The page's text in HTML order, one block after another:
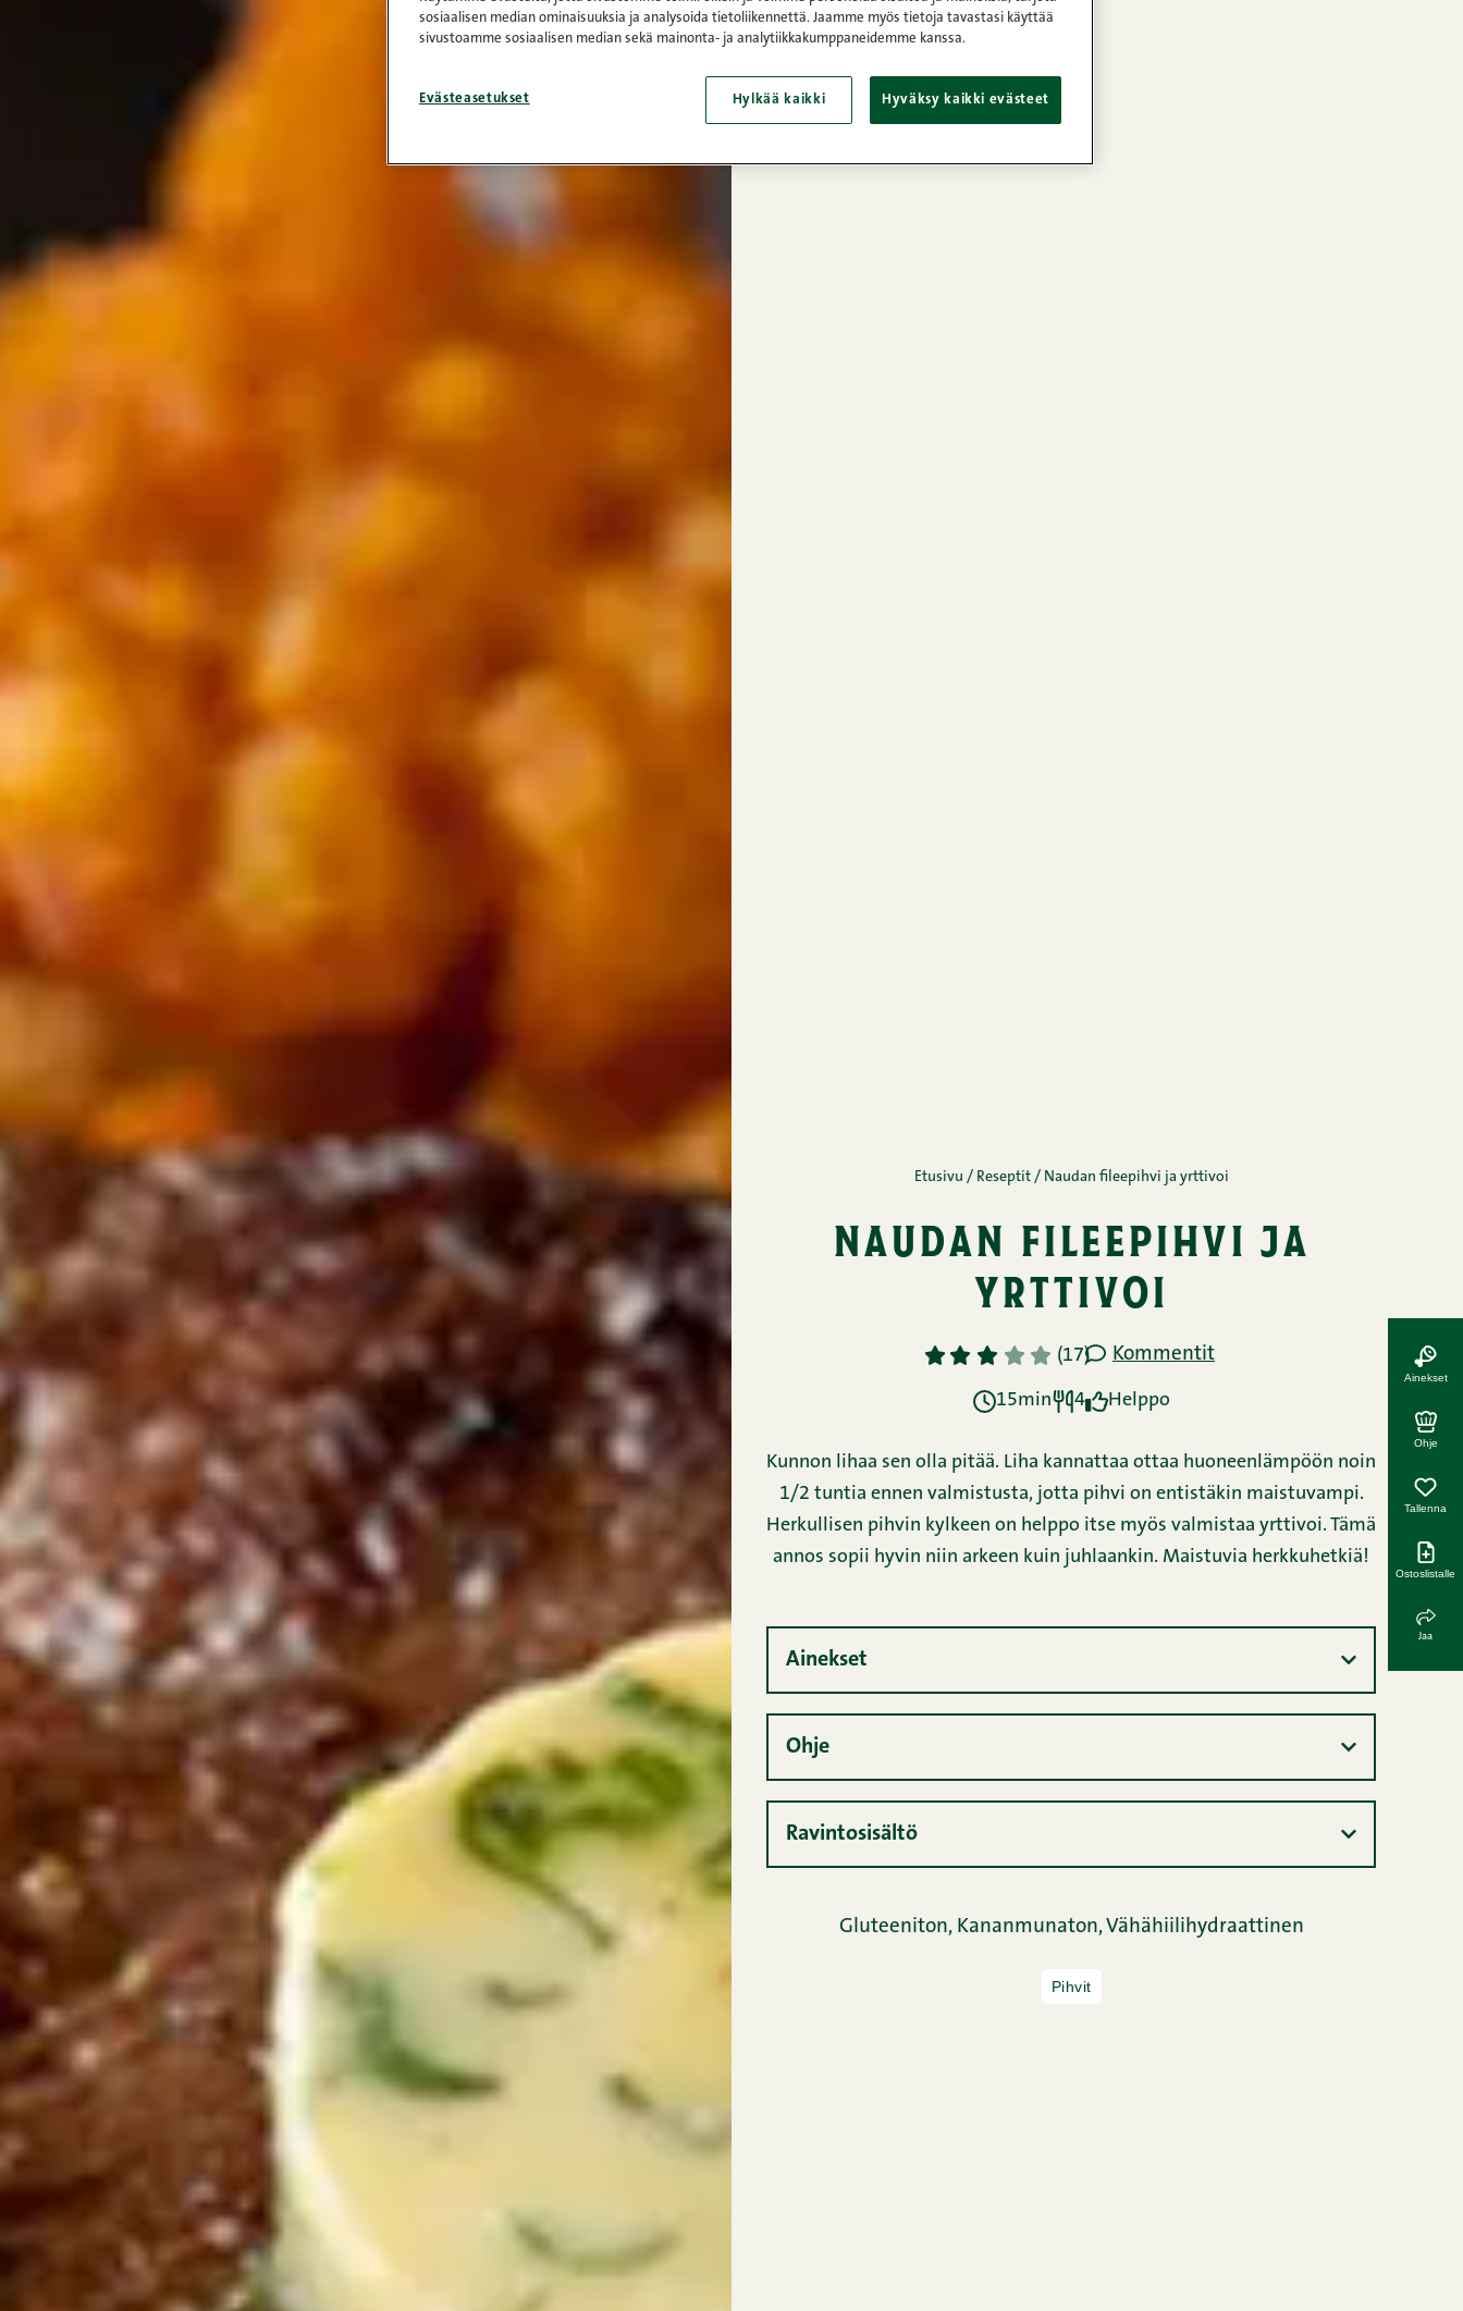
Etusivu / Reseptit / Naudan fileepihvi ja yrttivoi
naudan fileepihvi ja
yrttivoi
1 2 3 4 5 (17) Kommentit
15min 4 Helppo
Kunnon lihaa sen olla pitää. Liha kannattaa ottaa huoneenlämpöön noin
1/2 tuntia ennen valmistusta, jotta pihvi on entistäkin maistuvampi.
Herkullisen pihvin kylkeen on helppo itse myös valmistaa yrttivoi. Tämä
annos sopii hyvin niin arkeen kuin juhlaankin. Maistuvia herkkuhetkiä!
Ainekset
Ohje
Ravintosisältö
Gluteeniton, Kananmunaton,Vähähiilihydraattinen
Pihvit
Ainekset
Ohje
Tallenna
Ostoslistalle
Jaa
sosiaalisen median ominaisuuksia ja analysoida tietoliikennettä. Jaamme myös tietoja tavastasi käyttää
sivustoamme sosiaalisen median sekä mainonta- ja analytiikkakumppaneidemme kanssa.
Evästeasetukset Hylkää kaikki Hyväksy kaikki evästeet